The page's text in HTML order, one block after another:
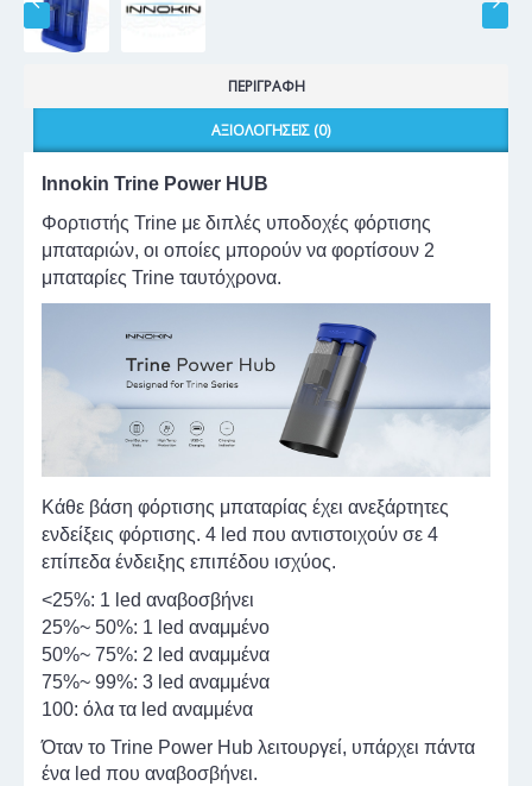
ΠΕΡΙΓΡΑΦΉ
ΑΞΙΟΛΟΓΉΣΕΙΣ (0)
Innokin Trine Power HUB
Φορτιστής Trine με διπλές υποδοχές φόρτισης
μπαταριών, οι οποίες μπορούν να φορτίσουν 2
μπαταρίες Trine ταυτόχρονα.
Κάθε βάση φόρτισης μπαταρίας έχει ανεξάρτητες
ενδείξεις φόρτισης. 4 led που αντιστοιχούν σε 4
επίπεδα ένδειξης επιπέδου ισχύος.
<25%: 1 led αναβοσβήνει
25%~ 50%: 1 led αναμμένο
50%~ 75%: 2 led αναμμένα
75%~ 99%: 3 led αναμμένα
100: όλα τα led αναμμένα
Όταν το Trine Power Hub λειτουργεί, υπάρχει πάντα
ένα led που αναβοσβήνει.